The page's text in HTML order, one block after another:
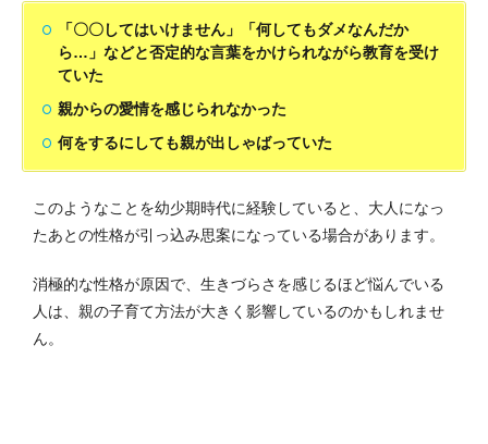
「〇〇してはいけません」「何してもダメなんだか
ら…」などと否定的な言葉をかけられながら教育を受け
ていた
親からの愛情を感じられなかった
何をするにしても親が出しゃばっていた
このようなことを幼少期時代に経験していると、大人になっ
たあとの性格が引っ込み思案になっている場合があります。
消極的な性格が原因で、生きづらさを感じるほど悩んでいる
人は、親の子育て方法が大きく影響しているのかもしれませ
ん。